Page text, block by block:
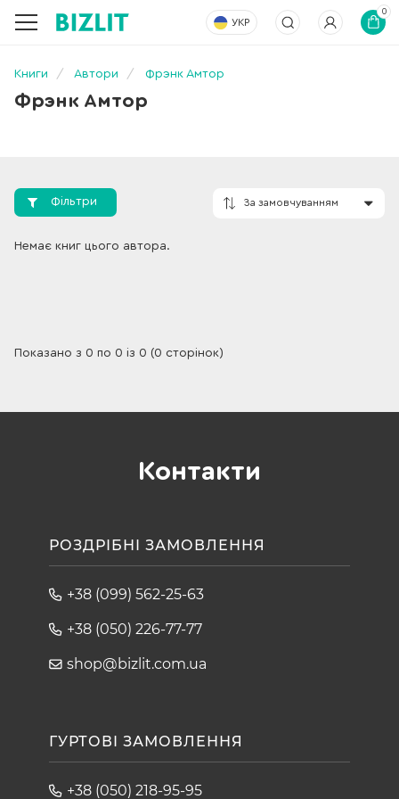
УКР
0
Книги Автори Фрэнк Амтор
Фрэнк Амтор
Фільтри
Немає книг цього автора.
Показано з 0 по 0 із 0 (0 сторінок)
Контакти
РОЗДРІБНІ ЗАМОВЛЕННЯ
+38 (099) 562-25-63
+38 (050) 226-77-77
shop@bizlit.com.ua
ГУРТОВІ ЗАМОВЛЕННЯ
+38 (050) 218-95-95